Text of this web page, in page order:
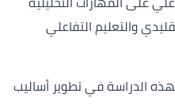
لهذه الدراسة في تطوير أساليب